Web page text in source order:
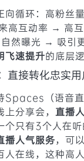
向循环：高粉丝
高互动率 → 高
然曝光 → 吸引更
飞速提升的底层逻
直接转化忠实用
Spaces（语音
分享会， 直播
个只有3个人在听
播人气服务，可
人在线，这种高